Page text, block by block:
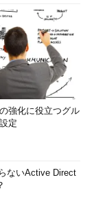
強化に役立つグル
定
ないActive Direct